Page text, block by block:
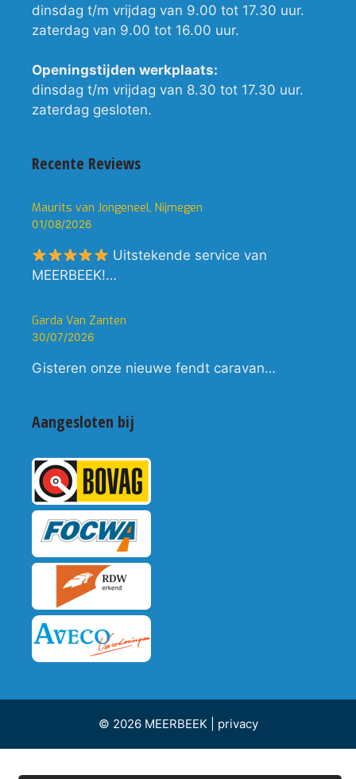
dinsdag t/m vrijdag van 9.00 tot 17.30 uur.
zaterdag van 9.00 tot 16.00 uur.
Openingstijden werkplaats:
dinsdag t/m vrijdag van 8.30 tot 17.30 uur.
zaterdag gesloten.
Recente Reviews
Maurits van Jongeneel, Nijmegen
01/08/2026
Uitstekende service van
MEERBEEK!…
Garda Van Zanten
30/07/2026
Gisteren onze nieuwe fendt caravan…
Aangesloten bij
© 2026 MEERBEEK | privacy